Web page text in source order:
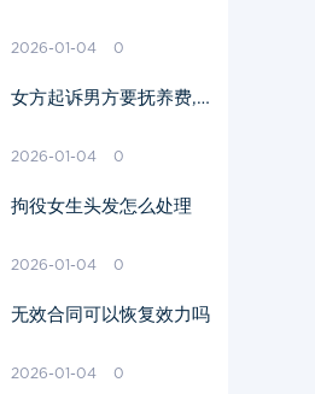
2026-01-04 0
女方起诉男方要抚养费,
2026-01-04 0
拘役女生头发怎么处理
2026-01-04 0
无效合同可以恢复效力吗
2026-01-04 0